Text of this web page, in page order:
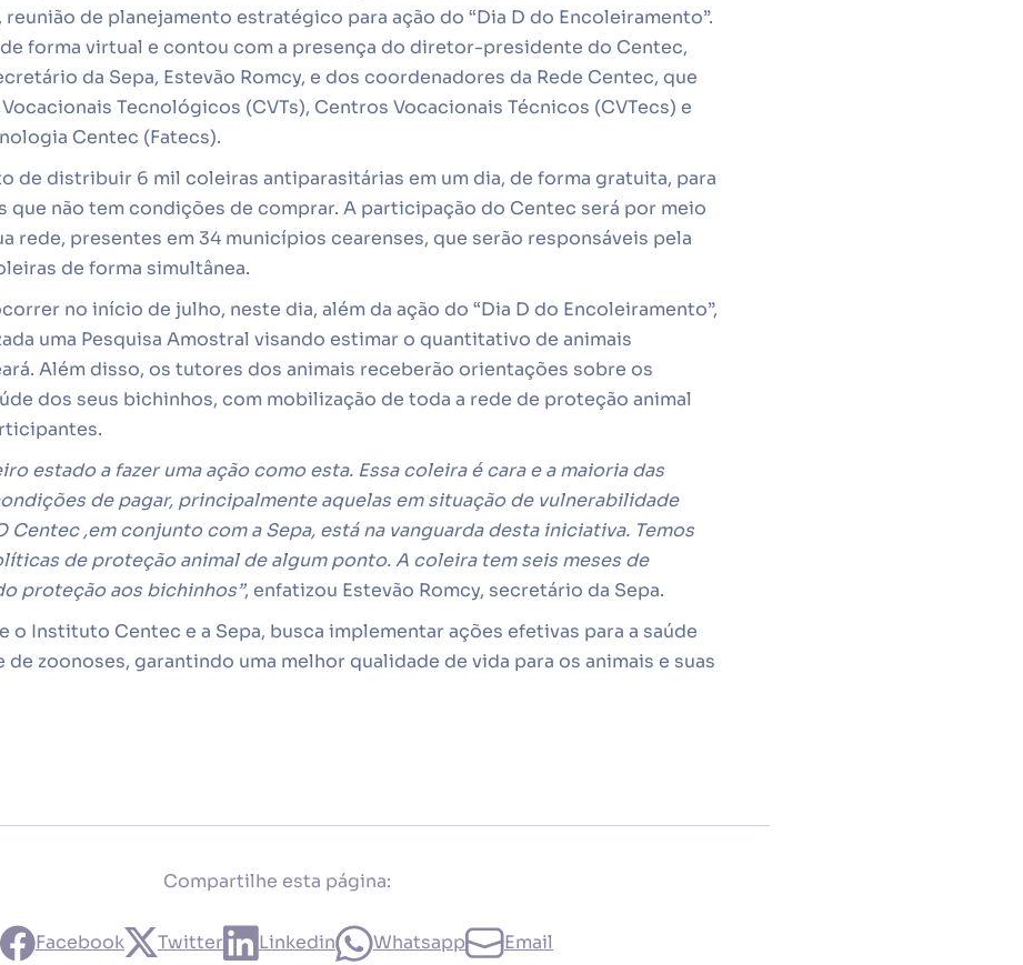
de planejamento estratégico para ação do “Dia D do Encoleiramento”.
forma virtual e contou com a presença do diretor-presidente do Centec,
da Sepa, Estevão Romcy, e dos coordenadores da Rede Centec, que
Tecnológicos (CVTs), Centros Vocacionais Técnicos (CVTecs) e
Centec (Fatecs).
de distribuir 6 mil coleiras antiparasitárias em um dia, de forma gratuita, para
que não tem condições de comprar. A participação do Centec será por meio
rede, presentes em 34 municípios cearenses, que serão responsáveis pela
de forma simultânea.
no início de julho, neste dia, além da ação do “Dia D do Encoleiramento”,
uma Pesquisa Amostral visando estimar o quantitativo de animais
Além disso, os tutores dos animais receberão orientações sobre os
dos seus bichinhos, com mobilização de toda a rede de proteção animal
estado a fazer uma ação como esta. Essa coleira é cara e a maioria das
de pagar, principalmente aquelas em situação de vulnerabilidade
Centec ,em conjunto com a Sepa, está na vanguarda desta iniciativa. Temos
de proteção animal de algum ponto. A coleira tem seis meses de
proteção aos bichinhos”, enfatizou Estevão Romcy, secretário da Sepa.
o Instituto Centec e a Sepa, busca implementar ações efetivas para a saúde
zoonoses, garantindo uma melhor qualidade de vida para os animais e suas
Compartilhe esta página:
Facebook Twitter Linkedin Whatsapp Email